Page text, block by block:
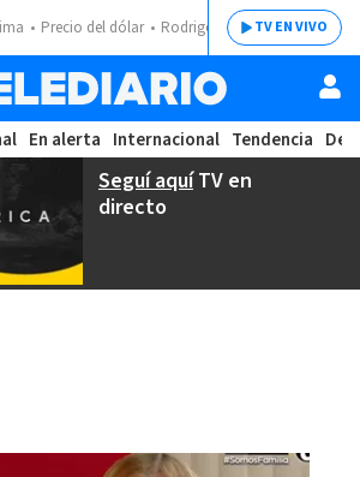
Precio del dólar Rodrigo ChavesTV EN VIVO
En alerta Internacional Tendencia
Seguí aquíTV en
directo